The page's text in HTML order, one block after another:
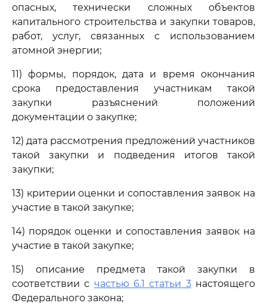
опасных, технически сложных объектов
капитального строительства и закупки товаров,
работ, услуг, связанных с использованием
атомной энергии;
11) формы, порядок, дата и время окончания
срока предоставления участникам такой
закупки разъяснений положений
документации о закупке;
12) дата рассмотрения предложений участников
такой закупки и подведения итогов такой
закупки;
13) критерии оценки и сопоставления заявок на
участие в такой закупке;
14) порядок оценки и сопоставления заявок на
участие в такой закупке;
15) описание предмета такой закупки в
соответствии с частью 6.1 статьи 3настоящего
Федерального закона;